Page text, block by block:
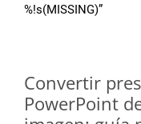
%!s(MISSING)”
Convertir
PowerPoint